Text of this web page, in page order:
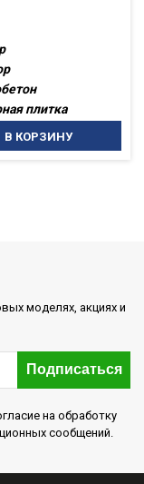
плитка
В КОРЗИНУ
моделях, акциях и
Подписаться
на обработку
сообщений.